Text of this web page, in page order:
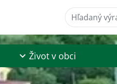
Hľadaný výraz...
Život v obci